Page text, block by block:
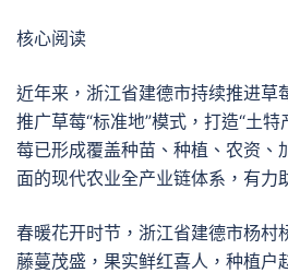
核心阅读
近年来，浙江省建德市持续推进草
推广草莓“标准地”模式，打造“土
莓已形成覆盖种苗、种植、农资、
面的现代农业全产业链体系，有力
春暖花开时节，浙江省建德市杨村
藤蔓茂盛，果实鲜红喜人，种植户